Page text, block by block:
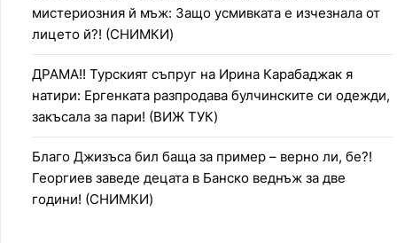
мистериозния й мъж: Защо усмивката е изчезнала от
лицето й?! (СНИМКИ)
ДРАМА!! Турският съпруг на Ирина Карабаджак я
натири: Ергенката разпродава булчинските си одежди,
закъсала за пари! (ВИЖ ТУК)
Благо Джизъса бил баща за пример – верно ли, бе?!
Георгиев заведе децата в Банско веднъж за две
години! (СНИМКИ)